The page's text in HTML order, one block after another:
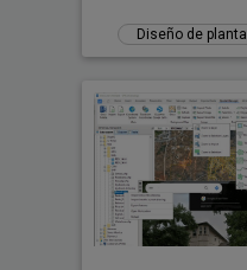
Diseño de planta